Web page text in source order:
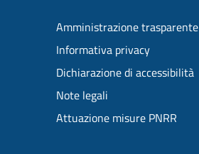
Amministrazione trasparente
Informativa privacy
Dichiarazione di accessibilità
Note legali
Attuazione misure PNRR